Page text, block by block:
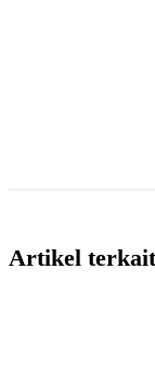
Artikel